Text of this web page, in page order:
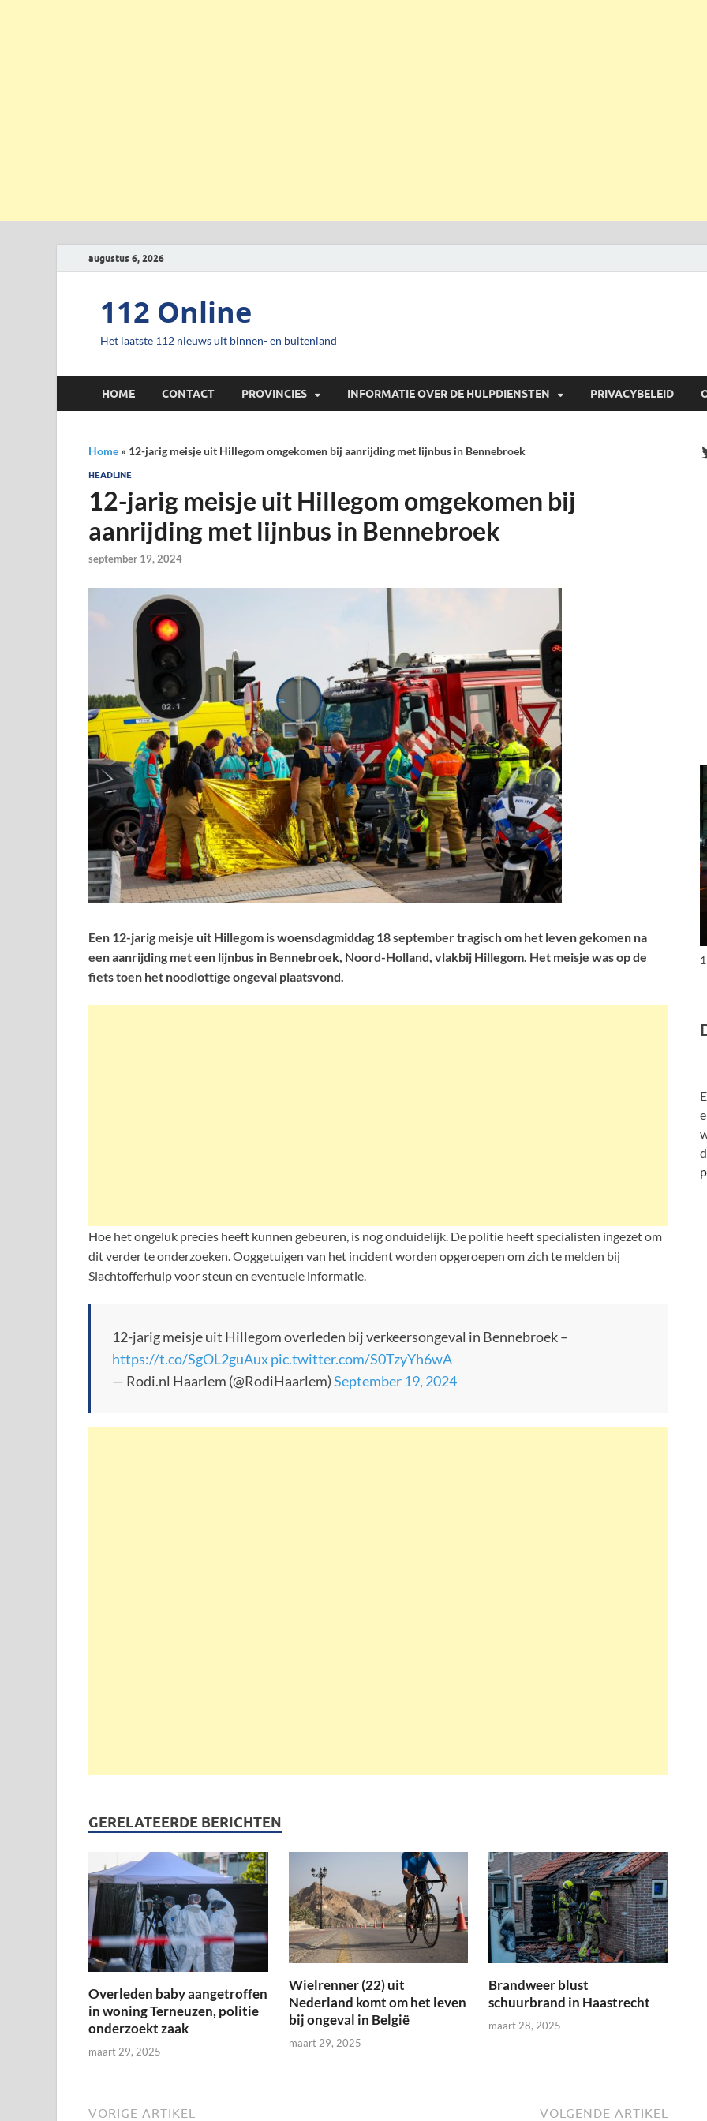
augustus 6, 2026
112 Online
Het laatste 112 nieuws uit binnen- en buitenland
HOME CONTACT PROVINCIES INFORMATIE OVER DE HULPDIENSTEN PRIVACYBELEID
Home » 12-jarig meisje uit Hillegom omgekomen bij aanrijding met lijnbus in Bennebroek
HEADLINE
12-jarig meisje uit Hillegom omgekomen bij
aanrijding met lijnbus in Bennebroek
september 19, 2024
Een 12-jarig meisje uit Hillegom is woensdagmiddag 18 september tragisch om het leven gekomen na
een aanrijding met een lijnbus in Bennebroek, Noord-Holland, vlakbij Hillegom. Het meisje was op de
fiets toen het noodlottige ongeval plaatsvond.
Hoe het ongeluk precies heeft kunnen gebeuren, is nog onduidelijk. De politie heeft specialisten ingezet om
dit verder te onderzoeken. Ooggetuigen van het incident worden opgeroepen om zich te melden bij
Slachtofferhulp voor steun en eventuele informatie.
12-jarig meisje uit Hillegom overleden bij verkeersongeval in Bennebroek –
https://t.co/SgOL2guAuxpic.twitter.com/S0TzyYh6wA
— Rodi.nl Haarlem (@RodiHaarlem)September 19, 2024
GERELATEERDE BERICHTEN
Overleden baby aangetroffen
in woning Terneuzen, politie
onderzoekt zaak
maart 29, 2025
Wielrenner (22) uit
Nederland komt om het leven
bij ongeval in België
maart 29, 2025
Brandweer blust
schuurbrand in Haastrecht
maart 28, 2025
VORIGE ARTIKEL VOLGENDE ARTIKEL